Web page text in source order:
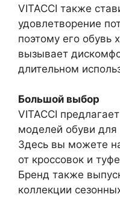
VITACCI также
удовлетворение
поэтому его обувь
вызывает
длительном
Большой выбор
VITACCI
моделей обуви
Здесь вы можете
от кроссовок и
Бренд также
коллекции